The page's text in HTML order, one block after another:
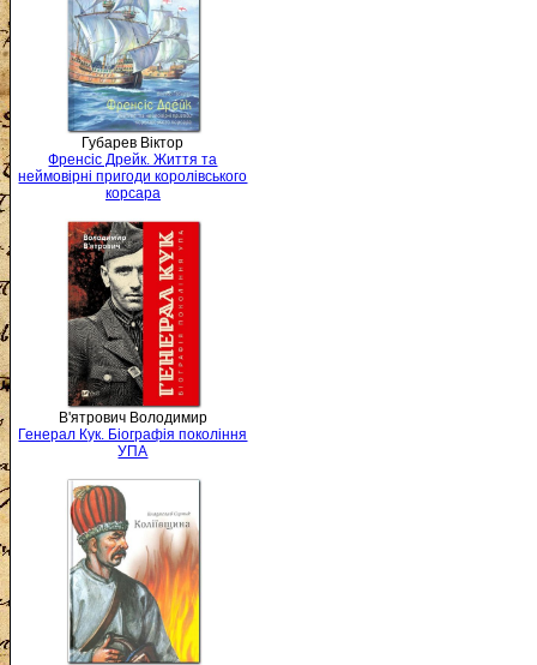
Губарев Віктор
Френсіс Дрейк. Життя та
неймовірні пригоди королівського
корсара
В'ятрович Володимир
Генерал Кук. Біографія покоління
УПА